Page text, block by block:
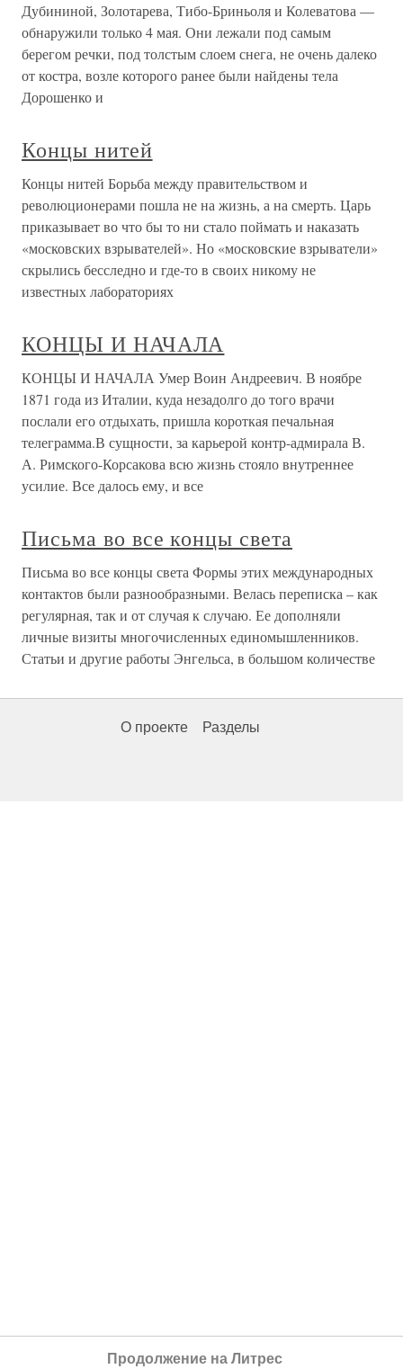
Дубининой, Золотарева, Тибо-Бриньоля и Колеватова —
обнаружили только 4 мая. Они лежали под самым
берегом речки, под толстым слоем снега, не очень далеко
от костра, возле которого ранее были найдены тела
Дорошенко и
Концы нитей
Концы нитей Борьба между правительством и
революционерами пошла не на жизнь, а на смерть. Царь
приказывает во что бы то ни стало поймать и наказать
«московских взрывателей». Но «московские взрыватели»
скрылись бесследно и где-то в своих никому не
известных лабораториях
КОНЦЫ И НАЧАЛА
КОНЦЫ И НАЧАЛА Умер Воин Андреевич. В ноябре
1871 года из Италии, куда незадолго до того врачи
послали его отдыхать, пришла короткая печальная
телеграмма.В сущности, за карьерой контр-адмирала В.
А. Римского-Корсакова всю жизнь стояло внутреннее
усилие. Все далось ему, и все
Письма во все концы света
Письма во все концы света Формы этих международных
контактов были разнообразными. Велась переписка – как
регулярная, так и от случая к случаю. Ее дополняли
личные визиты многочисленных единомышленников.
Статьи и другие работы Энгельса, в большом количестве
О проекте Разделы
Продолжение на Литрес